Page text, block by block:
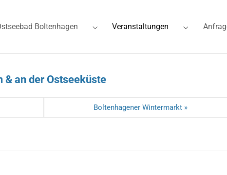
for "Ferienwohnungen"
Boltenhagen
Submenu for "Ostseebad Boltenhagen"
Veranstaltungen (current)
Submenu
an der Ostseeküste
Boltenhagener Wintermarkt »